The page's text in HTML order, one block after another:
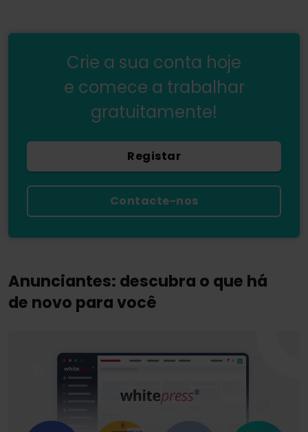
Crie a sua conta hoje
e comece a trabalhar
gratuitamente!
Registar
Contacte-nos
Anunciantes: descubra o que há
de novo para você